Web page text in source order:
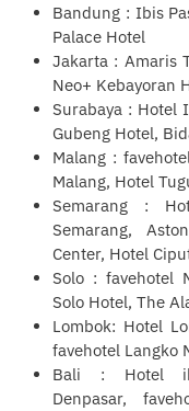
Bandung : Ibis
Palace Hotel
Jakarta : Amaris
Neo+ Kebayoran
Surabaya : Hotel
Gubeng Hotel,
Malang :
Malang, Hotel
Semarang :
Semarang,
Center, Hotel
Solo : favehotel
Solo Hotel, The
Lombok: Hotel
favehotel Langko
Bali : Hotel
Denpasar,